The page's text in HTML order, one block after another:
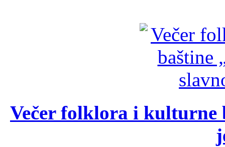
Večer folklora i kulturne